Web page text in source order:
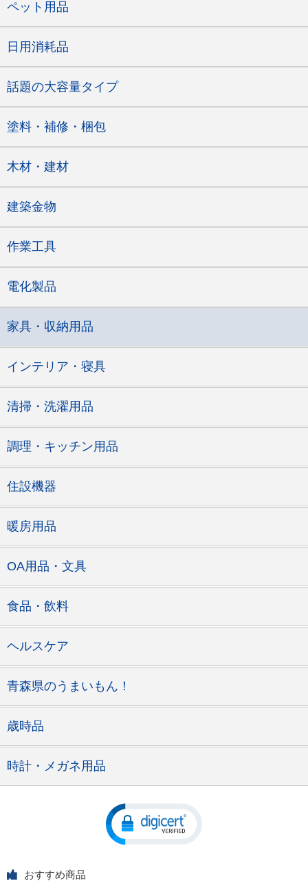
ペット用品
日用消耗品
話題の大容量タイプ
塗料・補修・梱包
木材・建材
建築金物
作業工具
電化製品
家具・収納用品
インテリア・寝具
清掃・洗濯用品
調理・キッチン用品
住設機器
暖房用品
OA用品・文具
食品・飲料
ヘルスケア
青森県のうまいもん！
歳時品
時計・メガネ用品
おすすめ商品